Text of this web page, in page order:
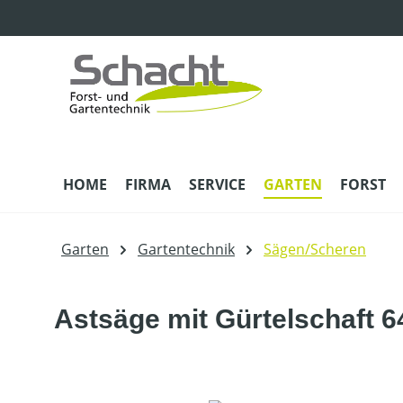
HOME FIRMA SERVICE GARTEN FORST
Garten Gartentechnik Sägen/Scheren
Astsäge mit Gürtelschaft